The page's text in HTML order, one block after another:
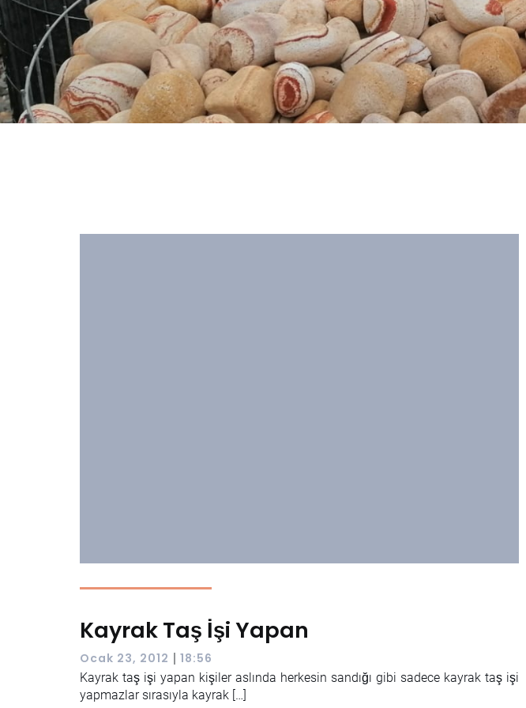
Kayrak Taş İşi Yapan
Ocak 23, 2012 | 18:56
Kayrak taş işi yapan kişiler aslında herkesin sandığı gibi sadece kayrak taş işi
yapmazlar sırasıyla kayrak […]